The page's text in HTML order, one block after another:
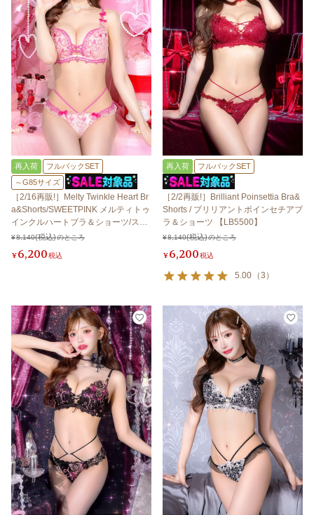
再入荷
フルバックSET
～G85サイズ
［2/16再販!］Melty Twinkle Heart Br
a&Shorts/SWEETPINK メルティトゥ
インクルハートブラ＆ショーツ/スイ
ートピンク 【LB5500】
¥8,140 のところ
¥6,200税込
再入荷 フルバックSET
［2/2再販!］Brilliant Poinsettia Bra&
Shorts / ブリリアントポインセチアブ
ラ＆ショーツ 【LB5500】
¥8,140 のところ
¥6,200税込
5.00 （3 ）